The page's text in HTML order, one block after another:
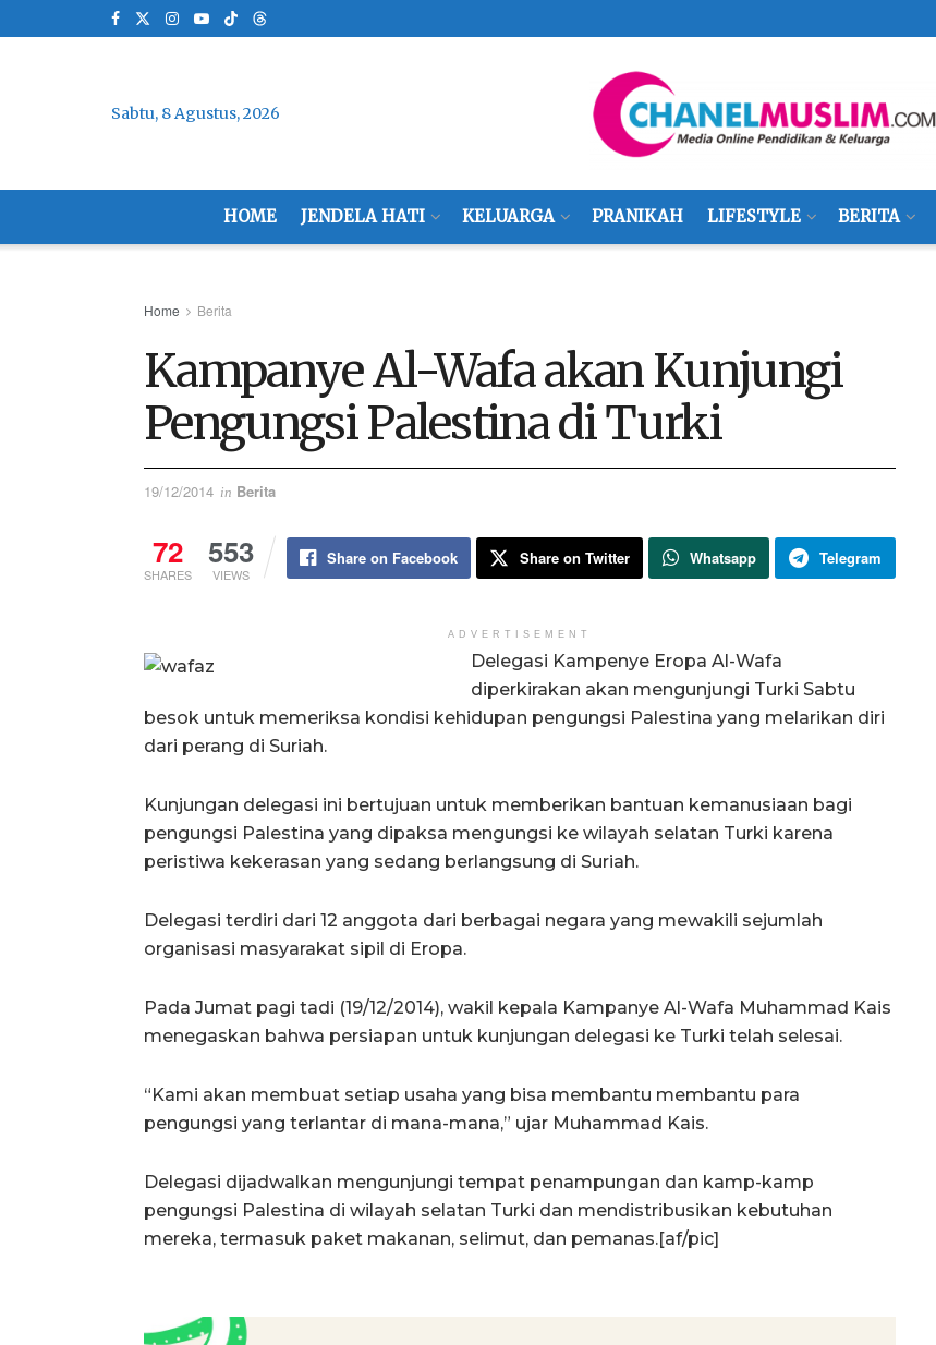
Sabtu, 8 Agustus, 2026
HOME JENDELA HATI KELUARGA PRANIKAH LIFESTYLE BERITA
Home Berita
Kampanye Al-Wafa akan Kunjungi
Pengungsi Palestina di Turki
19/12/2014 in Berita
72
SHARES
553
VIEWS
Share on Facebook Share on Twitter Whatsapp Telegram
ADVERTISEMENT
Delegasi Kampenye Eropa Al-Wafa
diperkirakan akan mengunjungi Turki Sabtu
besok untuk memeriksa kondisi kehidupan pengungsi Palestina yang melarikan diri
dari perang di Suriah.
Kunjungan delegasi ini bertujuan untuk memberikan bantuan kemanusiaan bagi
pengungsi Palestina yang dipaksa mengungsi ke wilayah selatan Turki karena
peristiwa kekerasan yang sedang berlangsung di Suriah.
Delegasi terdiri dari 12 anggota dari berbagai negara yang mewakili sejumlah
organisasi masyarakat sipil di Eropa.
Pada Jumat pagi tadi (19/12/2014), wakil kepala Kampanye Al-Wafa Muhammad Kais
menegaskan bahwa persiapan untuk kunjungan delegasi ke Turki telah selesai.
“Kami akan membuat setiap usaha yang bisa membantu membantu para
pengungsi yang terlantar di mana-mana,” ujar Muhammad Kais.
Delegasi dijadwalkan mengunjungi tempat penampungan dan kamp-kamp
pengungsi Palestina di wilayah selatan Turki dan mendistribusikan kebutuhan
mereka, termasuk paket makanan, selimut, dan pemanas.[af/pic]